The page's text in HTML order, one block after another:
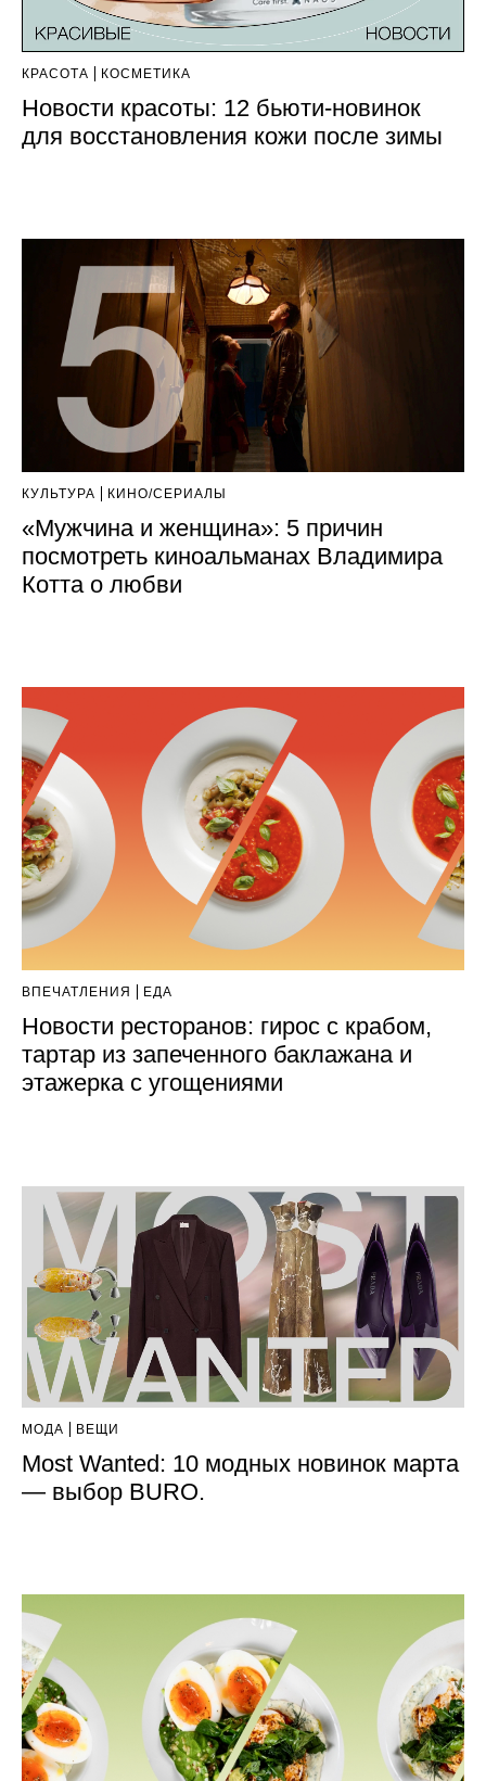
КРАСОТА КОСМЕТИКА
Новости красоты: 12 бьюти-новинок
для восстановления кожи после зимы
КУЛЬТУРА КИНО/СЕРИАЛЫ
«Мужчина и женщина»: 5 причин
посмотреть киноальманах Владимира
Котта о любви
ВПЕЧАТЛЕНИЯ ЕДА
​​Новости ресторанов: гирос с крабом,
тартар из запеченного баклажана и
этажерка с угощениями
МОДА ВЕЩИ
Most Wanted: 10 модных новинок марта
— выбор BURO.